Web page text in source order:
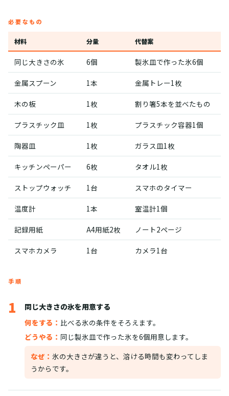
必要なもの
材料 分量 代替案
同じ大きさの氷 6個 製氷皿で作った氷6個
金属スプーン 1本 金属トレー1枚
木の板 1枚 割り箸5本を並べたもの
プラスチック皿 1枚 プラスチック容器1個
陶器皿 1枚 ガラス皿1枚
キッチンペーパー 6枚 タオル1枚
ストップウォッチ 1台 スマホのタイマー
温度計 1本 室温計1個
記録用紙 A4用紙2枚 ノート2ページ
スマホカメラ 1台 カメラ1台
手順
1
同じ大きさの氷を用意する
何をする： 比べる氷の条件をそろえます。
どうやる： 同じ製氷皿で作った氷を6個用意します。
なぜ： 氷の大きさが違うと、溶ける時間も変わってしま
うからです。